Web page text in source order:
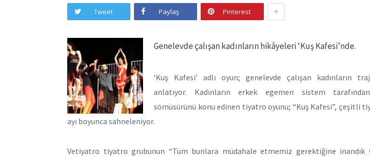
Tweet Paylaş Pinterest +
Genelevde çalışan kadınların hikâyeleri ‘Kuş Kafesi’nde.
‘Kuş Kafesi’ adlı oyun; genelevde çalışan kadınların
anlatıyor. Kadınların erkek egemen sistem
sömüsürünü konu edinen tiyatro oyunu; “Kuş Kafesi”, çeşitli
ayı boyunca sahneleniyor.
Vetiyatro tiyatro grubunun “Tüm bunlara müdahale etmemiz gerektiğine inandık